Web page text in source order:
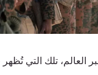
العالم، تلك التي